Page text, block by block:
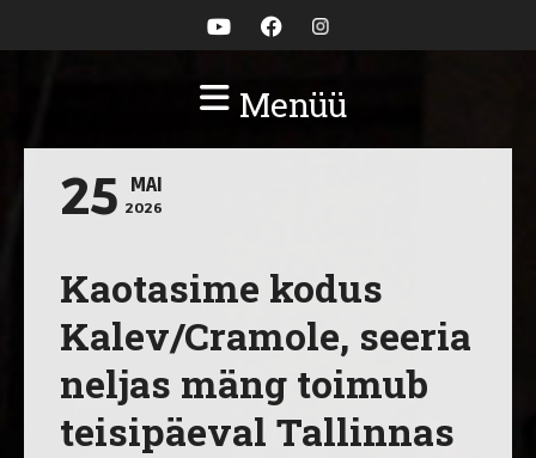
Menüü
25 MAI
2026
Kaotasime kodus
Kalev/Cramole, seeria
neljas mäng toimub
teisipäeval Tallinnas